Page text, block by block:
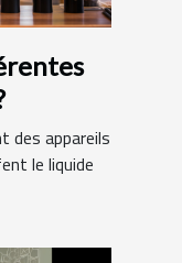
des appareils
le liquide